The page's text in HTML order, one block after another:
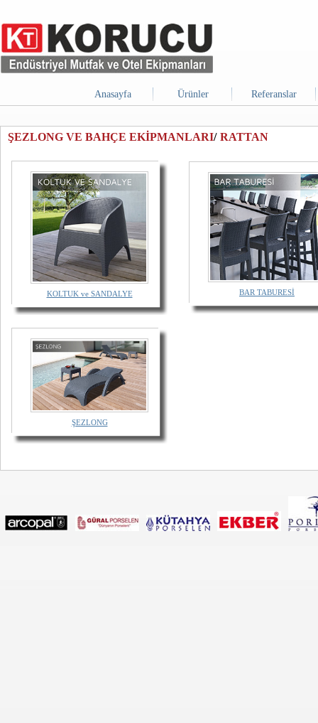
Anasayfa Ürünler Referanslar
ŞEZLONG VE BAHÇE EKİPMANLARI/ RATTAN
KOLTUK ve SANDALYE BAR TABURESİ
ŞEZLONG